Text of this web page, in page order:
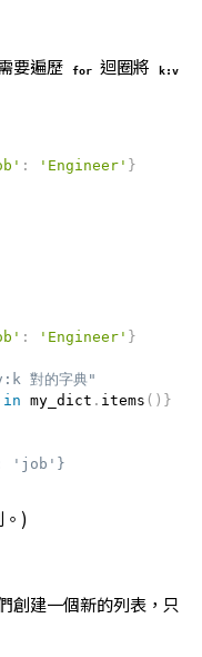
要遍歷 for 迴圈將 k:v
: 'Engineer' }
: 'Engineer' }
對的字典"
in my_dict . items ( ) }
'job'}
)
創建一個新的列表，只